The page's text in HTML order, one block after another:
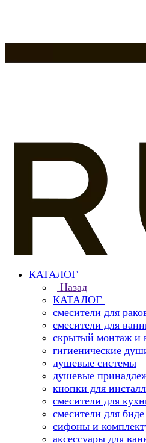
КАТАЛОГ
Назад
КАТАЛОГ
смесители для
смесители для
скрытый монтаж и
гигиенические
душевые системы
душевые
кнопки для
смесители для
смесители для биде
сифоны и
аксессуары для